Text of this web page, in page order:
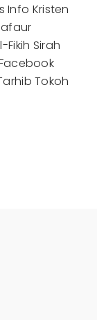
Info Kristen
Fikih Sirah
Tokoh